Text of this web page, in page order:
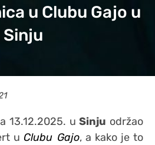
u Clubu Gajo u
Sinju
13.12.2025. uSinju održao
uClubu Gajo, a kako je to